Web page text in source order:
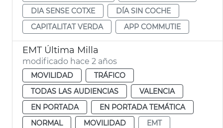
DIA SENSE COTXE
DÍA SIN COCHE
CAPITALITAT VERDA
APP COMMUTIE
EMT Última Milla
modificado hace 2 años
MOVILIDAD
TRÁFICO
TODAS LAS AUDIENCIAS
VALENCIA
EN PORTADA
EN PORTADA TEMÁTICA
NORMAL
MOVILIDAD
EMT